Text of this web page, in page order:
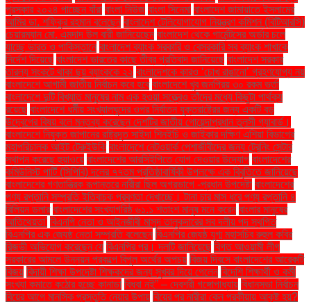
পুরস্কার ২০২৪ পাচ্ছেন যাঁরা বাংলা নিউজ বাংলা সিনেমা বাংলাদেশ জামায়াতে ইসলামের
আমির ডা. শফিকুর রহমান বলেছেন বাংলাদেশ টেলিযোগাযোগ নিয়ন্ত্রণ কমিশন (বিটিআরসি)
চেয়ারম্যান মো. এমদাদ উল বারী জানিয়েছেন বাংলাদেশ থেকে গার্মেন্টসের অর্ডার চলে
যাচ্ছে ভারত ও পাকিস্তানে বাংলাদেশ ব্যাংক সরকারি ও বেসরকারি সব ব্যাংক শাখাকে
নির্দেশ দিয়েছে বাংলাদেশ ভারতের কাছে তীব্র প্রতিবাদ জানিয়েছে বাংলাদেশ সরকার
তারল্য সংকটে থাকা ছয় ব্যাংককে ২২ বাংলাদেশকে কারও ‘চোখ রাঙানো’ গ্রহণযোগ্য নয়
বাংলাদেশে আগামী জাতীয় নির্বাচন কবে হবে বাংলাদেশে খুব জনপ্রিয় ৩০ রকম ভর্তা
বাংলাদেশে দুটি বিখ্যাত মানুষের নাম এক হওয়া সত্ত্বেও তাঁদের মধ্যে কিছুটা পার্থক্য
রয়েছে বাংলাদেশে ধর্মীয় সংখ্যালঘুদের ওপর নির্যাতন যুক্তরাষ্ট্রের জন্য একটি বড়
উদ্বেগের বিষয় বলে মন্তব্য করেছেন দেশটির জাতীয় গোয়েন্দাপ্রধান তুলসী গ্যাবার্ড।
বাংলাদেশে নিযুক্ত জাপানের রাষ্ট্রদূত সাইদা শিনইচি ও জাইকার দক্ষিণ এশিয়া বিভাগের
মহাপরিচালক আইট টেরুইউকি বাংলাদেশে নেটওয়ার্ক পেশাজীবীদের জন্য ট্রেনিং সেন্টার
স্থাপন করেছে হুয়াওয়ে বাংলাদেশের আরসিইপিতে যোগ দেওয়ার উদ্যোগ বাংলাদেশের
কমিউনিস্ট পার্টি (সিপিবি) দলের ৭৭তম প্রতিষ্ঠাবার্ষিকী উপলক্ষে এক বিবৃতিতে জানিয়েছে
বাংলাদেশের গণতান্ত্রিক রূপান্তরে নারীরা ছিল অগ্রভাগে -প্রধান উপদেষ্টা বাংলাদেশের
পণ্য রপ্তানি সম্প্রতি ইতিবাচক প্রবণতা দেখাচ্ছে। টানা চার মাস ধরে পণ্য রপ্তানি ৪
বিলিয়ন ডলার বাংলাদেশের সংখ্যাগরিষ্ঠ ৬১.১ শতাংশ মানুষ মনে করেন বাংলার মানুষের
আতিথেয়তা' বিএনপি নেতা ও আইনজীবী মাসুদ তালুকদারের সব দলীয় পদ স্থগিত
বিএনপির এক জ্যেষ্ঠ নেতা সম্প্রতি বলেছেন বিএনপির জ্যেষ্ঠ যুগ্ম মহাসচিব রুহুল কবির
রিজভী অভিযোগ করেছেন যে বিএনপির পর। দলটি জানিয়েছে বিগত আওয়ামী লীগ
সরকারের আমলে উন্নয়ন প্রকল্পে বিপুল অর্থের অপচয় বিজয় দিবসে বাংলাদেশের আরেকটি
বিজয় বিদায়ী শিক্ষা উপদেষ্টা শিক্ষকদের জন্য সুখবর দিয়ে গেলেন বিদেশি শিক্ষার্থী ও কর্মী
সংখ্যা কমাতে কঠোর হচ্ছে কানাডা বিধবা নই” – দেবশ্রী গঙ্গোপাধ্যায় বিধানসভা নির্বাচন
বিয়ের আগে মানসিক প্রস্তুতি নেয়ার উপায় বিয়ের পর নারীরা কেন পরকীয়ায় আকৃষ্ট হয়?